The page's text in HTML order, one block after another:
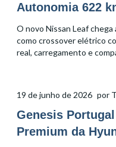
Autonomia 622
O novo Nissan Leaf
como crossover elétrico
real, carregamento e
19 de junho de 2026 por
Genesis
Premium da